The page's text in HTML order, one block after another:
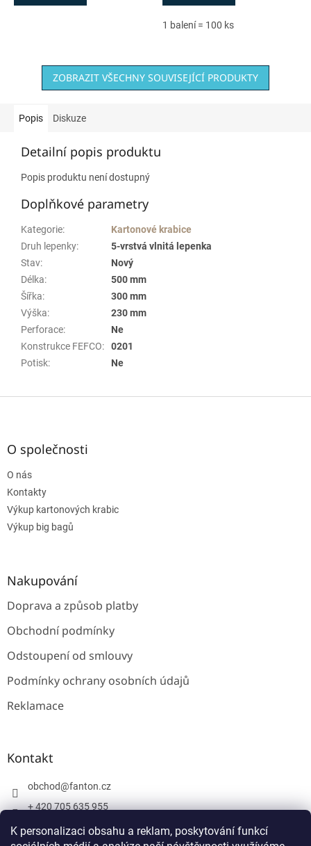
K personalizaci obsahu a reklam, poskytování funkcí
1 balení = 100 ks
ZOBRAZIT VŠECHNY SOUVISEJÍCÍ PRODUKTY
Popis Diskuze
Detailní popis produktu
Popis produktu není dostupný
Doplňkové parametry
Kategorie:
Kartonové krabice
Druh lepenky:
5-vrstvá vlnitá lepenka
Stav:
Nový
Délka:
500 mm
Šířka:
300 mm
Výška:
230 mm
Perforace:
Ne
Konstrukce FEFCO:
0201
Potisk: Ne
Z
O společnosti
O nás
Kontakty
Výkup kartonových krabic
Výkup big bagů
Nakupování
Doprava a způsob platby
Obchodní podmínky
Odstoupení od smlouvy
Podmínky ochrany osobních údajů
Reklamace
Kontakt
obchod@fanton.cz
+ 420 705 635 955
+ 420 705 635 951